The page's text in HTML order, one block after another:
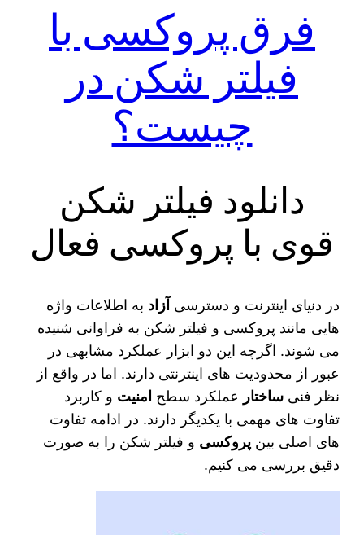
فرق پروکسی با
فیلتر شکن در
چیست؟
دانلود فیلتر شکن
قوی با پروکسی فعال
در دنیای اینترنت و دسترسی آزاد به اطلاعات واژه‌
هایی مانند پروکسی و فیلتر شکن به فراوانی شنیده
می‌ شوند. اگرچه این دو ابزار عملکرد مشابهی در
عبور از محدودیت‌ های اینترنتی دارند. اما در واقع از
نظر فنیساختار عملکرد سطح امنیت و کاربرد
تفاوت‌ های مهمی با یکدیگر دارند. در ادامه تفاوت‌
های اصلی بینپروکسی و فیلتر شکن را به‌ صورت
دقیق بررسی می‌ کنیم.